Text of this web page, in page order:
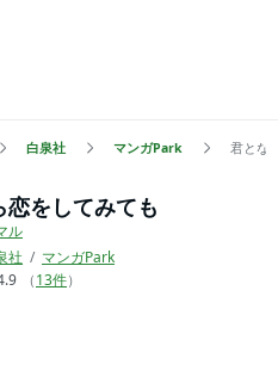
白泉社 マンガPark 君とな
恋をしてみても
ル
社
マンガPark
（13件）